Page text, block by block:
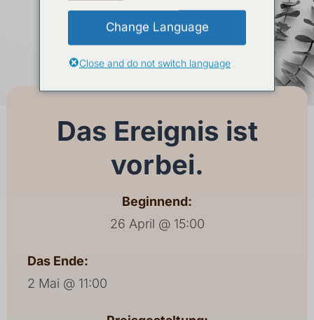
(Ausgebucht)
26. APRIL-02 MAI 2026
Das Ereignis ist
vorbei.
Beginnend:
26 April @ 15:00
Das Ende:
2 Mai @ 11:00
Change Language
Close and do not switch language